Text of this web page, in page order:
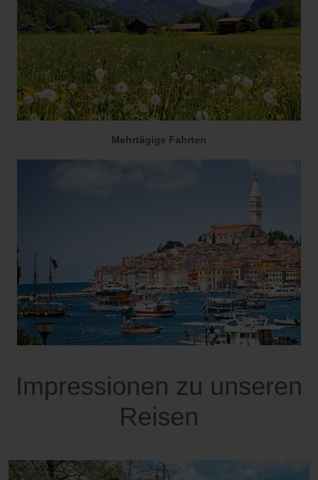
Mehrtägige Fahrten
Impressionen zu unseren
Reisen